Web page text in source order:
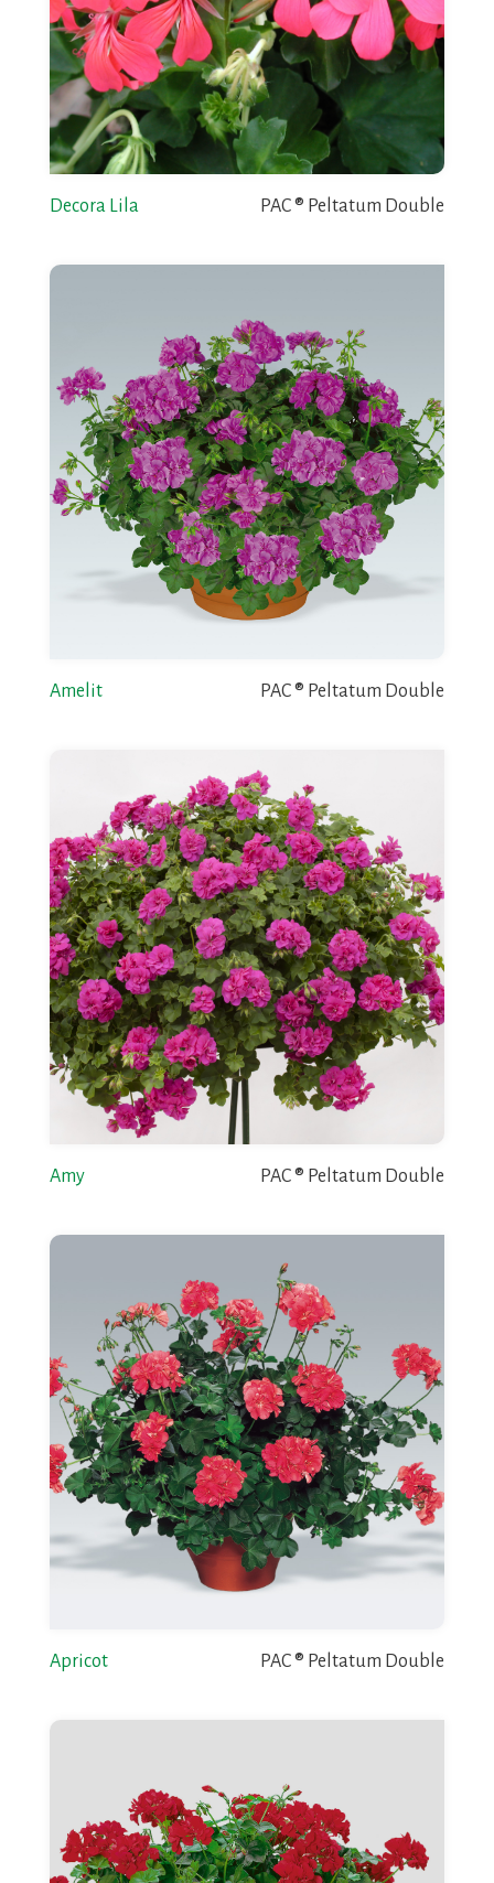
Decora Lila PAC ® Peltatum Double
Amelit PAC ® Peltatum Double
Amy PAC ® Peltatum Double
Apricot PAC ® Peltatum Double